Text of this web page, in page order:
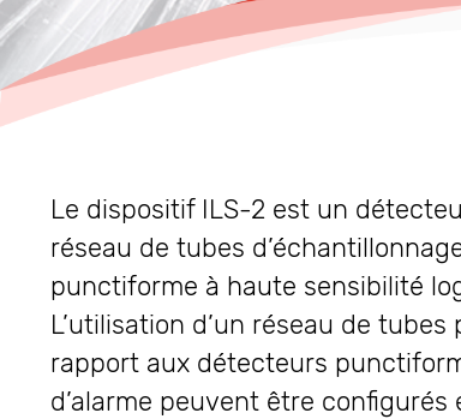
Le dispositif ILS-2 est un
réseau de tubes
punctiforme à haute sensibilité
L’utilisation d’un réseau de
rapport aux détecteurs
d’alarme peuvent être